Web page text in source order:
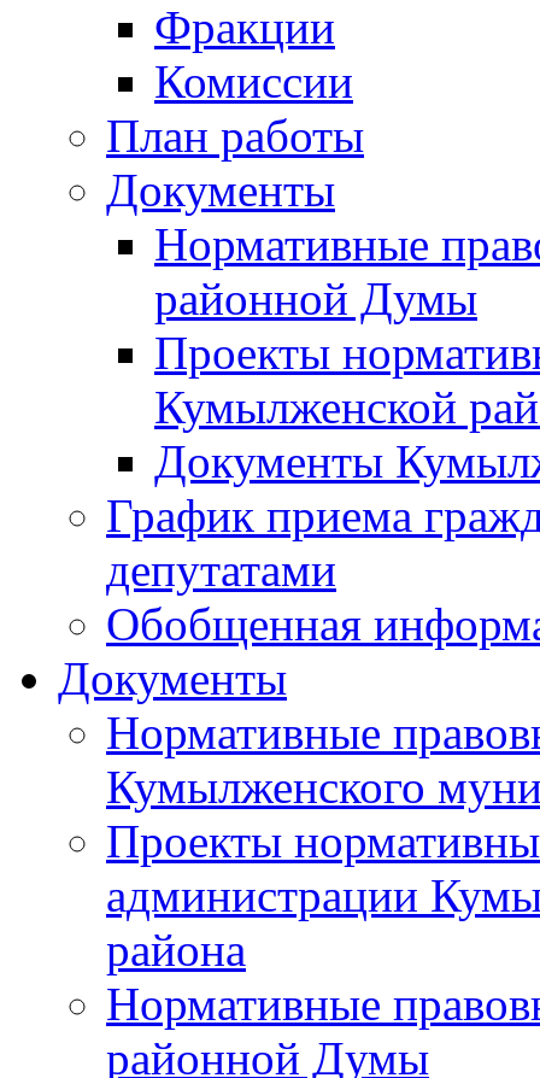
Фракции
Комиссии
План работы
Документы
Нормативные
районной Думы
Проекты
Кумылженской
Документы
График приема
депутатами
Обобщенная
Документы
Нормативные
Кумылженского
Проекты
администрации
района
Нормативные
районной Думы